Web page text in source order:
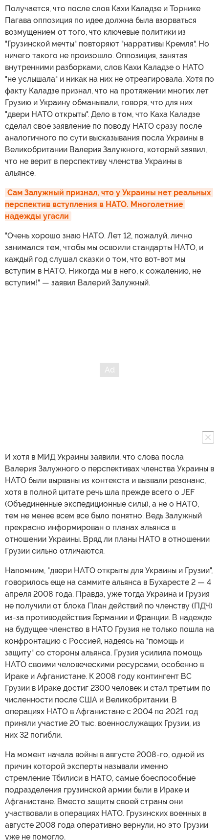
Получается, что после слов Кахи Каладзе и Торнике
Пагава оппозиция по идее должна была взорваться
возмущением от того, что ключевые политики из
"Грузинской мечты" повторяют "нарративы Кремля". Но
ничего такого не произошло. Оппозиция, занятая
внутренними разборками, слов Кахи Каладзе о НАТО
"не услышала" и никак на них не отреагировала. Хотя по
факту Каладзе признал, что на протяжении многих лет
Грузию и Украину обманывали, говоря, что для них
"двери НАТО открыты". Дело в том, что Каха Каладзе
сделал свое заявление по поводу НАТО сразу после
аналогичного по сути высказывания посла Украины в
Великобритании Валерия Залужного, который заявил,
что не верит в перспективу членства Украины в
альянсе.
Сам Залужный признал, что у Украины нет реальных
перспектив вступления в НАТО. Многолетние
надежды угасли
"Очень хорошо знаю НАТО. Лет 12, пожалуй, лично
занимался тем, чтобы мы освоили стандарты НАТО, и
каждый год слушал сказки о том, что вот-вот мы
вступим в НАТО. Никогда мы в него, к сожалению, не
вступим!" — заявил Валерий Залужный.
И хотя в МИД Украины заявили, что слова посла
Валерия Залужного о перспективах членства Украины в
НАТО были вырваны из контекста и вызвали резонанс,
хотя в полной цитате речь шла прежде всего о JEF
(Объединенные экспедиционные силы), а не о НАТО,
тем не менее всем все было понятно. Ведь Залужный
прекрасно информирован о планах альянса в
отношении Украины. Вряд ли планы НАТО в отношении
Грузии сильно отличаются.
Напомним, "двери НАТО открыты для Украины и Грузии",
говорилось еще на саммите альянса в Бухаресте 2 — 4
апреля 2008 года. Правда, уже тогда Украина и Грузия
не получили от блока План действий по членству (ПДЧ)
из-за противодействия Германии и Франции. В надежде
на будущее членство в НАТО Грузия не только пошла на
конфронтацию с Россией, надеясь на "помощь и
защиту" со стороны альянса. Грузия усилила помощь
НАТО своими человеческими ресурсами, особенно в
Ираке и Афганистане. К 2008 году контингент ВС
Грузии в Ираке достиг 2300 человек и стал третьим по
численности после США и Великобритании. В
операциях НАТО в Афганистане с 2004 по 2021 год
приняли участие 20 тыс. военнослужащих Грузии, из
них 32 погибли.
На момент начала войны в августе 2008-го, одной из
причин которой эксперты называли именно
стремление Тбилиси в НАТО, самые боеспособные
подразделения грузинской армии были в Ираке и
Афганистане. Вместо защиты своей страны они
участвовали в операциях НАТО. Грузинских военных в
августе 2008 года оперативно вернули, но это Грузии
уже не помогло.